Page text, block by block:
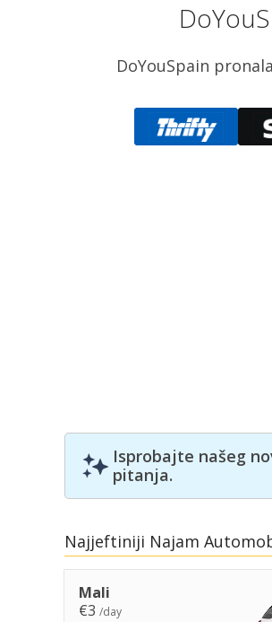
DoYouSpain
Isprobajte našeg
pitanja.
Najjeftiniji Najam
Mali
€3 /day